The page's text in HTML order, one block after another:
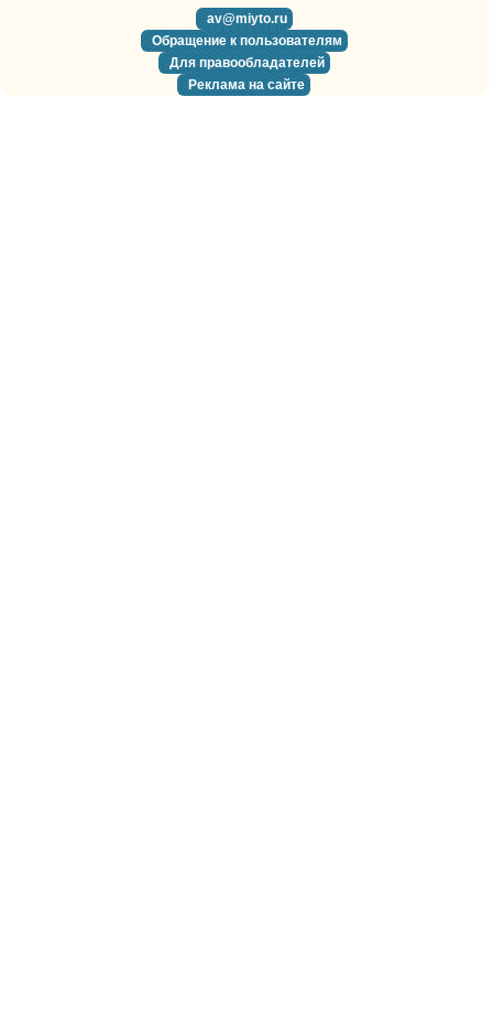
av@miyto.ru
Обращение к пользователям
Для правообладателей
Реклама на сайте